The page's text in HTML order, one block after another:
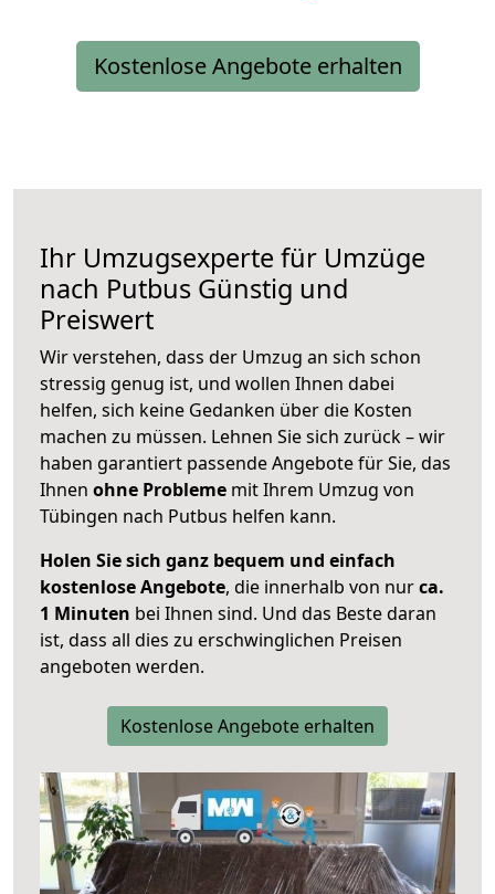
Kostenlose Angebote erhalten
Ihr Umzugsexperte für Umzüge
nach Putbus Günstig und
Preiswert
Wir verstehen, dass der Umzug an sich schon
stressig genug ist, und wollen Ihnen dabei
helfen, sich keine Gedanken über die Kosten
machen zu müssen. Lehnen Sie sich zurück – wir
haben garantiert passende Angebote für Sie, das
Ihnen ohne Probleme mit Ihrem Umzug von
Tübingen nach Putbus helfen kann.
Holen Sie sich ganz bequem und einfach
kostenlose Angebote, die innerhalb von nurca.
1 Minuten bei Ihnen sind. Und das Beste daran
ist, dass all dies zu erschwinglichen Preisen
angeboten werden.
Kostenlose Angebote erhalten